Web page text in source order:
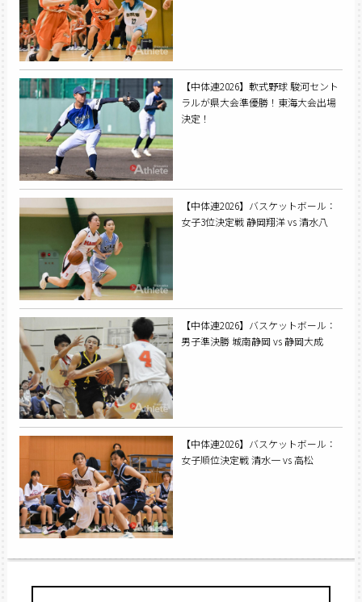
【中体連2026】軟式野球 駿河セント
ラルが県大会準優勝！東海大会出場
決定！
【中体連2026】バスケットボール：
女子3位決定戦 静岡翔洋 vs 清水八
【中体連2026】バスケットボール：
男子準決勝 城南静岡 vs 静岡大成
【中体連2026】バスケットボール：
女子順位決定戦 清水一 vs 高松